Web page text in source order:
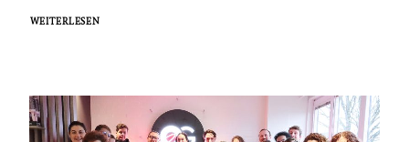
WEITERLESEN